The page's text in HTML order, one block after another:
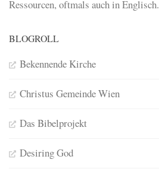
Ressourcen, oftmals auch in Englisch.
BLOGROLL
Bekennende Kirche
Christus Gemeinde Wien
Das Bibelprojekt
Desiring God